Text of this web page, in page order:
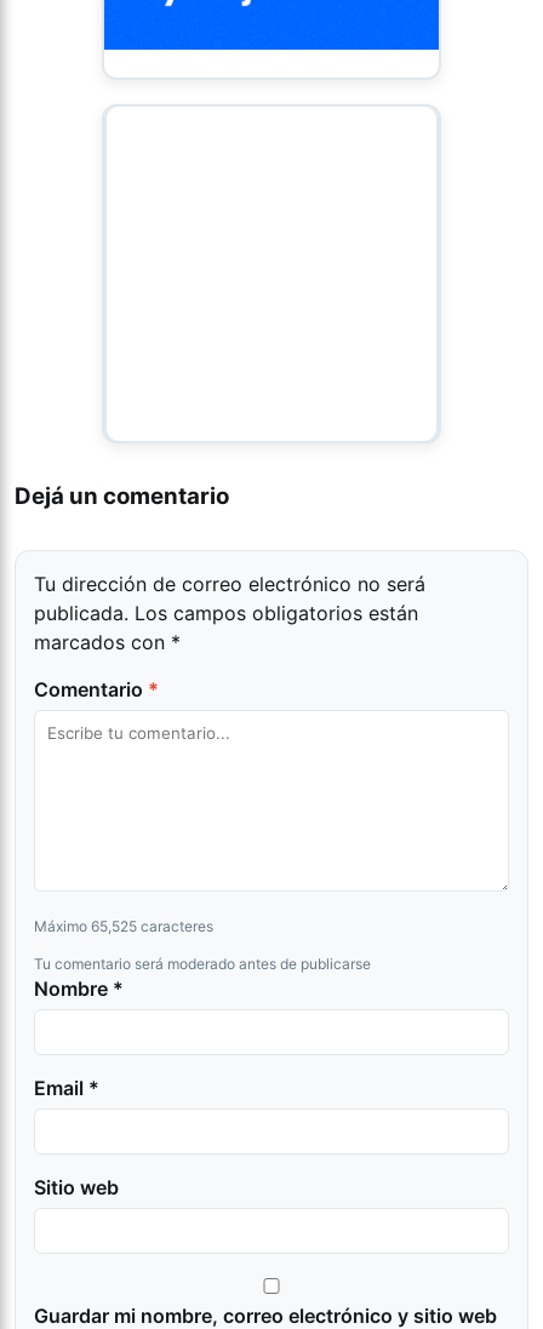
Dejá un comentario
Tu dirección de correo electrónico no será
publicada. Los campos obligatorios están
marcados con *
Comentario *
Máximo 65,525 caracteres
Tu comentario será moderado antes de publicarse
Nombre *
Email *
Sitio web
Guardar mi nombre, correo electrónico y sitio web